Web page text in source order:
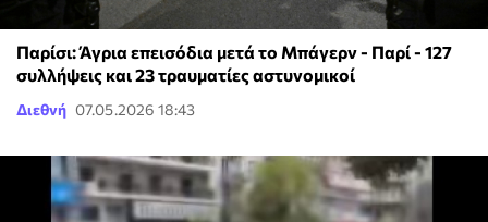
Παρίσι: Άγρια επεισόδια μετά το Μπάγερν - Παρί - 127
συλλήψεις και 23 τραυματίες αστυνομικοί
Διεθνή 07.05.2026 18:43